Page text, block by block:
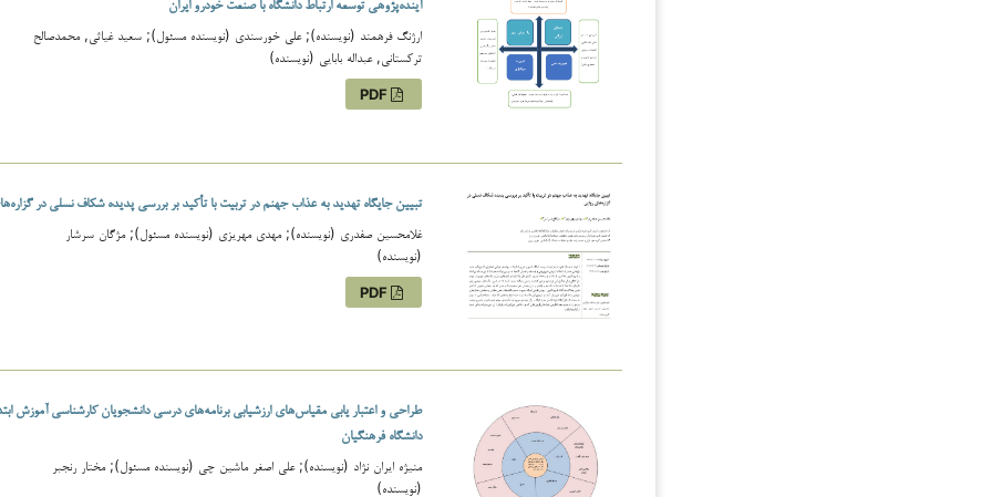
ارژنگ فرهمند (نویسنده); علی خورسندی (نویسنده مسئول); سعید غیاثی, محمدصالح
ترکستانی, عبداله بابایی (نویسنده)
تبیین جایگاه تهدید به عذاب جهنم در تربیت با تأکید بر بررسی پدیده شکاف نسلی در
غلامحسین صفدری (نویسنده); مهدی مهریزی (نویسنده مسئول); مژگان سرشار
(نویسنده)
PDF
طراحی و اعتبار یابی مقیاس‌های ارزشیابی برنامه‌های درسی دانشجویان کارشناسی آموزش
دانشگاه فرهنگیان
منیژه ایران نژاد (نویسنده); علی اصغر ماشین چی (نویسنده مسئول); مختار رنجبر
(نویسنده)